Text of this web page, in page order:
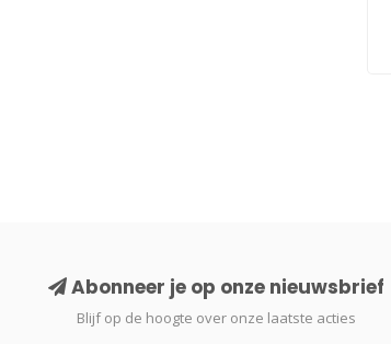
Abonneer je op onze nieuwsbrief
Blijf op de hoogte over onze laatste acties